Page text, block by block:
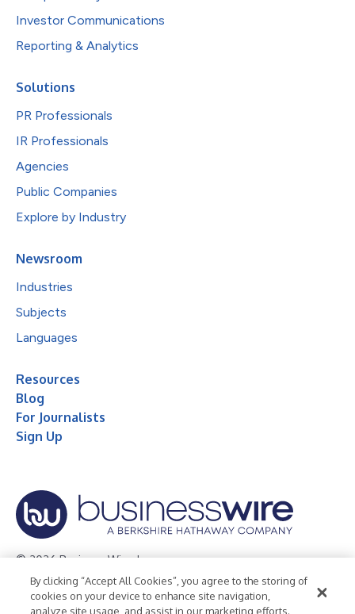
Investor Communications
Reporting & Analytics
Solutions
PR Professionals
IR Professionals
Agencies
Public Companies
Explore by Industry
Newsroom
Industries
Subjects
Languages
Resources
Blog
For Journalists
Sign Up
© 2026 Business Wire, Inc.
Privacy Policy Cookie Policy
Accessibility Statement
By clicking “Accept All Cookies”, you agree to the storing of
cookies on your device to enhance site navigation,
analyze site usage, and assist in our marketing efforts.